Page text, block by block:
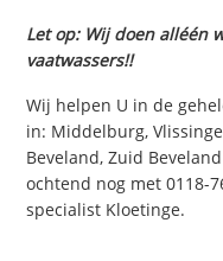
Let op: Wij doen alléén
vaatwassers!!
Wij helpen U in de
in: Middelburg,
Beveland, Zuid
ochtend nog met 0118-
specialist Kloetinge.